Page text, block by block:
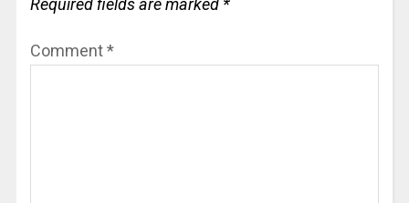
Required fields are marked *
Comment*